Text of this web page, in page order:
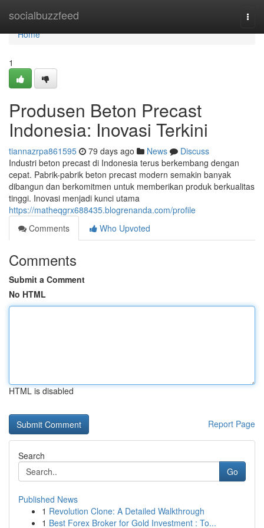
socialbuzzfeed
Home
Home
1
Produsen Beton Precast
Indonesia: Inovasi Terkini
tiannazrpa861595 79 days ago News
Discuss
Industri beton precast di Indonesia terus berkembang dengan
cepat. Pabrik-pabrik beton precast modern semakin banyak
dibangun dan berkomitmen untuk memberikan produk berkualitas
tinggi. Inovasi menjadi kunci utama
https://matheqgrx688435.blogrenanda.com/profile
Comments
Who Upvoted
Comments
Submit a Comment
No HTML
HTML is disabled
Report Page
Search
Go
Published News
1 Revolution Clone: A Detailed Walkthrough
1 Best Forex Broker for Gold Investment : To...